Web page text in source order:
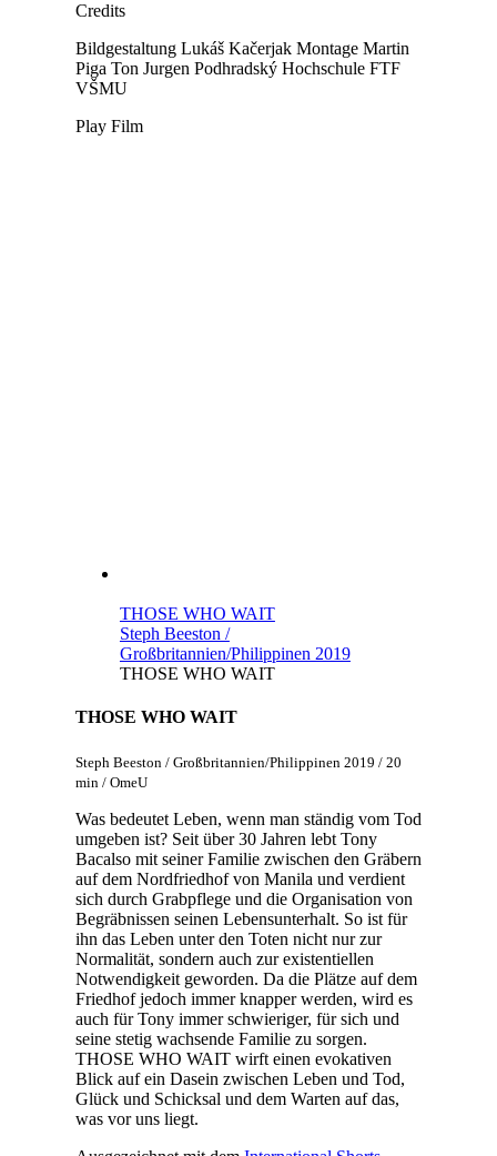
Credits
Bildgestaltung Lukáš Kačerjak Montage Martin
Piga Ton Jurgen Podhradský Hochschule FTF
VŠMU
Play Film
THOSE WHO WAIT
Steph Beeston /
Großbritannien/Philippinen 2019
THOSE WHO WAIT
THOSE WHO WAIT
Steph Beeston / Großbritannien/Philippinen 2019 / 20
min / OmeU
Was bedeutet Leben, wenn man ständig vom Tod
umgeben ist? Seit über 30 Jahren lebt Tony
Bacalso mit seiner Familie zwischen den Gräbern
auf dem Nordfriedhof von Manila und verdient
sich durch Grabpflege und die Organisation von
Begräbnissen seinen Lebensunterhalt. So ist für
ihn das Leben unter den Toten nicht nur zur
Normalität, sondern auch zur existentiellen
Notwendigkeit geworden. Da die Plätze auf dem
Friedhof jedoch immer knapper werden, wird es
auch für Tony immer schwieriger, für sich und
seine stetig wachsende Familie zu sorgen.
THOSE WHO WAIT wirft einen evokativen
Blick auf ein Dasein zwischen Leben und Tod,
Glück und Schicksal und dem Warten auf das,
was vor uns liegt.